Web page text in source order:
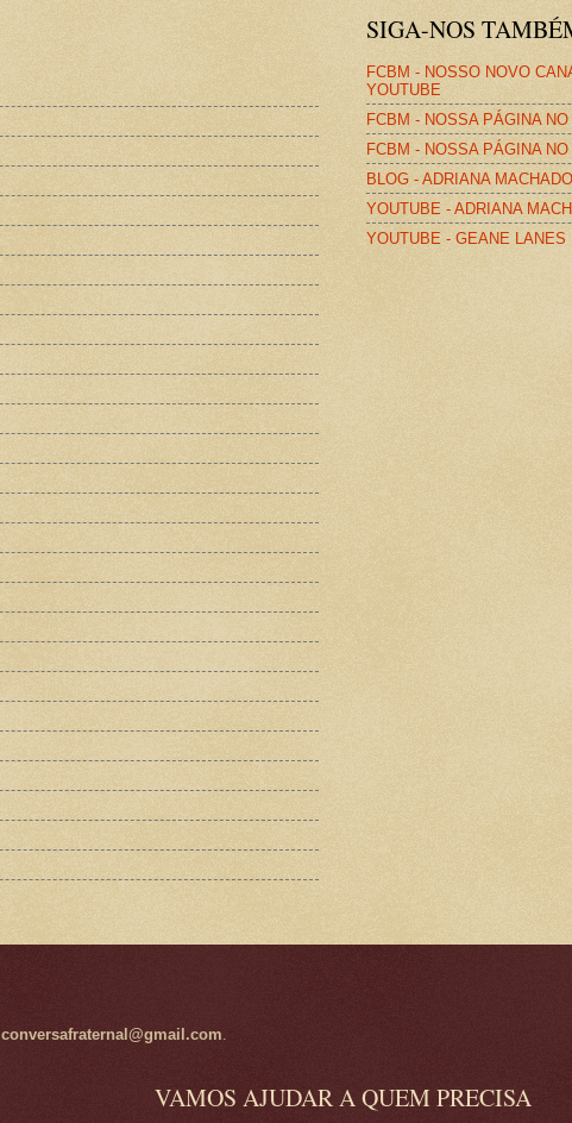
SIGA-NOS
FCBM - NOSSO NOVO
YOUTUBE
FCBM - NOSSA PÁGINA
FCBM - NOSSA PÁGINA
BLOG - ADRIANA
YOUTUBE - ADRIANA
YOUTUBE - GEANE LANES
conversafraternal@gmail.com
VAMOS AJUDAR A QUEM PRECISA